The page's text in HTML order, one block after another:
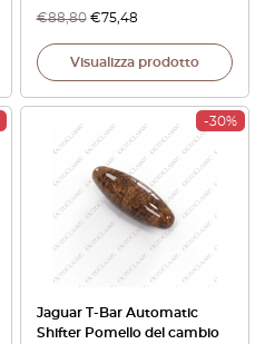
€88,80 €75,48
Visualizza prodotto
-30%
Jaguar T-Bar Automatic
Shifter Pomello del cambio